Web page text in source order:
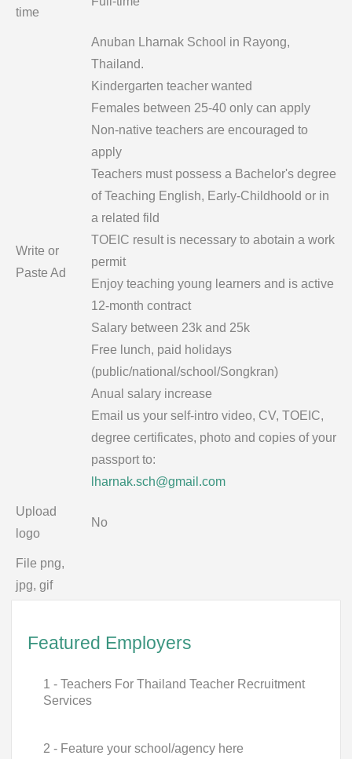
time
Write or
Paste Ad
Anuban Lharnak School in Rayong,
Thailand.
Kindergarten teacher wanted
Females between 25-40 only can apply
Non-native teachers are encouraged to
apply
Teachers must possess a Bachelor's degree
of Teaching English, Early-Childhoold or in
a related fild
TOEIC result is necessary to abotain a work
permit
Enjoy teaching young learners and is active
12-month contract
Salary between 23k and 25k
Free lunch, paid holidays
(public/national/school/Songkran)
Anual salary increase
Email us your self-intro video, CV, TOEIC,
degree certificates, photo and copies of your
passport to:
lharnak.sch@gmail.com
Upload
logo
No
File png,
jpg, gif
Featured Employers
1 - Teachers For Thailand Teacher Recruitment
Services
2 - Feature your school/agency here